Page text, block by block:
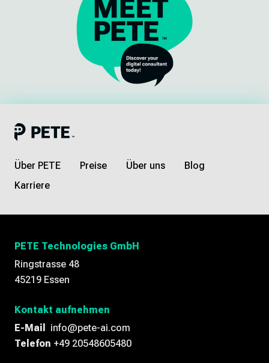
Über PETE Preise Über uns
Blog
Karriere
PETE Technologies GmbH
Ringstrasse 48
45219 Essen
Kontakt aufnehmen
E-Mail
info@pete-ai.com
Telefon +49 20548605480